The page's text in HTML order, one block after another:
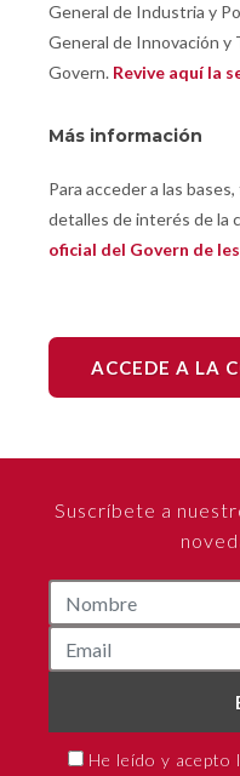
General de Industria y
General de Innovación y
Govern. Revive aquí la
Más información
Para acceder a las
detalles de interés de la
oficial del Govern de
ACCEDE A LA
Suscríbete a
He leído y acepto